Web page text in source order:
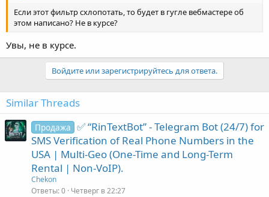
Если этот фильтр схлопотать, то будет в гугле вебмастере об
этом написано? Не в курсе?
Увы, не в курсе.
Войдите или зарегистрируйтесь для ответа.
Similar Threads
Продажа ✅ “RinTextBot” - Telegram Bot (24/7) for
SMS Verification of Real Phone Numbers in the
USA | Multi-Geo (One-Time and Long-Term
Rental | Non-VoIP).
Chekon
Ответы 0 Четверг в 22:27